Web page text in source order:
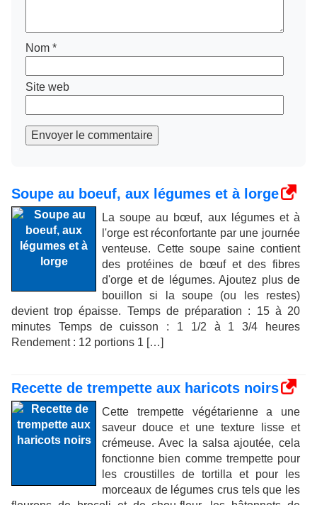
Nom *
Site web
Envoyer le commentaire
Soupe au boeuf, aux légumes et à lorge
La soupe au bœuf, aux légumes et à
l'orge est réconfortante par une journée
venteuse. Cette soupe saine contient
des protéines de bœuf et des fibres
d'orge et de légumes. Ajoutez plus de
bouillon si la soupe (ou les restes)
devient trop épaisse. Temps de préparation : 15 à 20
minutes Temps de cuisson : 1 1/2 à 1 3/4 heures
Rendement : 12 portions 1 […]
Recette de trempette aux haricots noirs
Cette trempette végétarienne a une
saveur douce et une texture lisse et
crémeuse. Avec la salsa ajoutée, cela
fonctionne bien comme trempette pour
les croustilles de tortilla et pour les
morceaux de légumes crus tels que les